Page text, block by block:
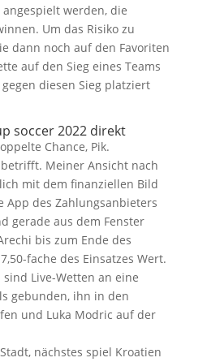
werden, die
Um das Risiko zu
dann noch auf den Favoriten
auf den Sieg eines Teams
diesen Sieg platziert
soccer 2022 direkt
Chance, Pik.
Meiner Ansicht nach
mit dem finanziellen Bild
App des Zahlungsanbieters
gerade aus dem Fenster
bis zum Ende des
fache des Einsatzes Wert.
Live-Wetten an eine
gebunden, ihn in den
und Luka Modric auf der
nächstes spiel Kroatien